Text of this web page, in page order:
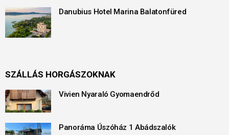
Danubius Hotel Marina Balatonfüred
SZÁLLÁS HORGÁSZOKNAK
Vivien Nyaraló Gyomaendrőd
Panoráma Úszóház 1 Abádszalók